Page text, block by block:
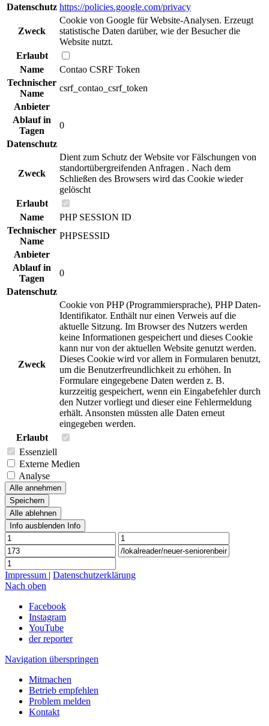
Datenschutz https://policies.google.com/privacy
Zweck
Cookie von Google für Website-Analysen. Erzeugt
statistische Daten darüber, wie der Besucher die
Website nutzt.
Erlaubt
Name
Contao CSRF Token
Technischer
Name
csrf_contao_csrf_token
Anbieter
Ablauf in
Tagen
0
Datenschutz
Zweck
Dient zum Schutz der Website vor Fälschungen von
standortübergreifenden Anfragen . Nach dem
Schließen des Browsers wird das Cookie wieder
gelöscht
Erlaubt
Name
PHP SESSION ID
Technischer
Name
PHPSESSID
Anbieter
Ablauf in
Tagen
0
Datenschutz
Zweck
Cookie von PHP (Programmiersprache), PHP Daten-
Identifikator. Enthält nur einen Verweis auf die
aktuelle Sitzung. Im Browser des Nutzers werden
keine Informationen gespeichert und dieses Cookie
kann nur von der aktuellen Website genutzt werden.
Dieses Cookie wird vor allem in Formularen benutzt,
um die Benutzerfreundlichkeit zu erhöhen. In
Formulare eingegebene Daten werden z. B.
kurzzeitig gespeichert, wenn ein Eingabefehler durch
den Nutzer vorliegt und dieser eine Fehlermeldung
erhält. Ansonsten müssten alle Daten erneut
eingegeben werden.
Erlaubt
Essenziell
Externe Medien
Analyse
Alle annehmen
Speichern
Alle ablehnen
Info ausblenden Info
Impressum | Datenschutzerklärung
Nach oben
Facebook
Instagram
YouTube
der reporter
Navigation überspringen
Mitmachen
Betrieb empfehlen
Problem melden
Kontakt